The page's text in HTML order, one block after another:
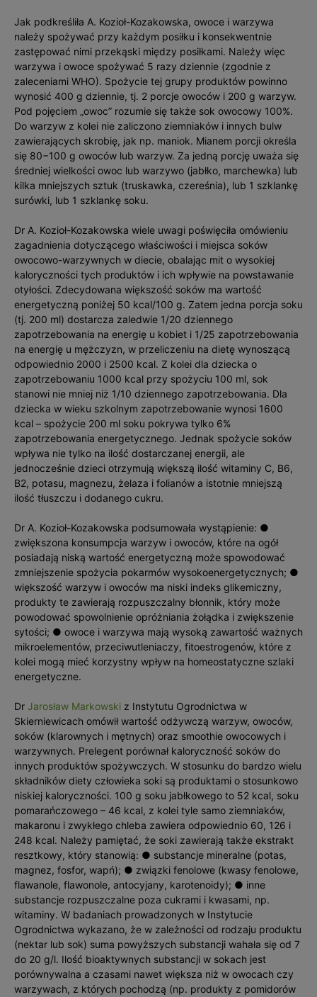
Jak podkreśliła A. Kozioł-Kozakowska, owoce i warzywa
należy spożywać przy każdym posiłku i konsekwentnie
zastępować nimi przekąski między posiłkami. Należy więc
warzywa i owoce spożywać 5 razy dziennie (zgodnie z
zaleceniami WHO). Spożycie tej grupy produktów powinno
wynosić 400 g dziennie, tj. 2 porcje owoców i 200 g warzyw.
Pod pojęciem „owoc” rozumie się także sok owocowy 100%.
Do warzyw z kolei nie zaliczono ziemniaków i innych bulw
zawierających skrobię, jak np. maniok. Mianem porcji określa
się 80−100 g owoców lub warzyw. Za jedną porcję uważa się
średniej wielkości owoc lub warzywo (jabłko, marchewka) lub
kilka mniejszych sztuk (truskawka, czereśnia), lub 1 szklankę
surówki, lub 1 szklankę soku.
Dr A. Kozioł-Kozakowska wiele uwagi poświęciła omówieniu
zagadnienia dotyczącego właściwości i miejsca soków
owocowo-warzywnych w diecie, obalając mit o wysokiej
kaloryczności tych produktów i ich wpływie na powstawanie
otyłości. Zdecydowana większość soków ma wartość
energetyczną poniżej 50 kcal/100 g. Zatem jedna porcja soku
(tj. 200 ml) dostarcza zaledwie 1/20 dziennego
zapotrzebowania na energię u kobiet i 1/25 zapotrzebowania
na energię u mężczyzn, w przeliczeniu na dietę wynoszącą
odpowiednio 2000 i 2500 kcal. Z kolei dla dziecka o
zapotrzebowaniu 1000 kcal przy spożyciu 100 ml, sok
stanowi nie mniej niż 1/10 dziennego zapotrzebowania. Dla
dziecka w wieku szkolnym zapotrzebowanie wynosi 1600
kcal – spożycie 200 ml soku pokrywa tylko 6%
zapotrzebowania energetycznego. Jednak spożycie soków
wpływa nie tylko na ilość dostarczanej energii, ale
jednocześnie dzieci otrzymują większą ilość witaminy C, B6,
B2, potasu, magnezu, żelaza i folianów a istotnie mniejszą
ilość tłuszczu i dodanego cukru.
Dr A. Kozioł-Kozakowska podsumowała wystąpienie: ●
zwiększona konsumpcja warzyw i owoców, które na ogół
posiadają niską wartość energetyczną może spowodować
zmniejszenie spożycia pokarmów wysokoenergetycznych; ●
większość warzyw i owoców ma niski indeks glikemiczny,
produkty te zawierają rozpuszczalny błonnik, który może
powodować spowolnienie opróżniania żołądka i zwiększenie
sytości; ● owoce i warzywa mają wysoką zawartość ważnych
mikroelementów, przeciwutleniaczy, fitoestrogenów, które z
kolei mogą mieć korzystny wpływ na homeostatyczne szlaki
energetyczne.
Dr Jarosław Markowski z Instytutu Ogrodnictwa w
Skierniewicach omówił wartość odżywczą warzyw, owoców,
soków (klarownych i mętnych) oraz smoothie owocowych i
warzywnych. Prelegent porównał kaloryczność soków do
innych produktów spożywczych. W stosunku do bardzo wielu
składników diety człowieka soki są produktami o stosunkowo
niskiej kaloryczności. 100 g soku jabłkowego to 52 kcal, soku
pomarańczowego – 46 kcal, z kolei tyle samo ziemniaków,
makaronu i zwykłego chleba zawiera odpowiednio 60, 126 i
248 kcal. Należy pamiętać, że soki zawierają także ekstrakt
resztkowy, który stanowią: ● substancje mineralne (potas,
magnez, fosfor, wapń); ● związki fenolowe (kwasy fenolowe,
flawanole, flawonole, antocyjany, karotenoidy); ● inne
substancje rozpuszczalne poza cukrami i kwasami, np.
witaminy. W badaniach prowadzonych w Instytucie
Ogrodnictwa wykazano, że w zależności od rodzaju produktu
(nektar lub sok) suma powyższych substancji wahała się od 7
do 20 g/l. Ilość bioaktywnych substancji w sokach jest
porównywalna a czasami nawet większa niż w owocach czy
warzywach, z których pochodzą (np. produkty z pomidorów